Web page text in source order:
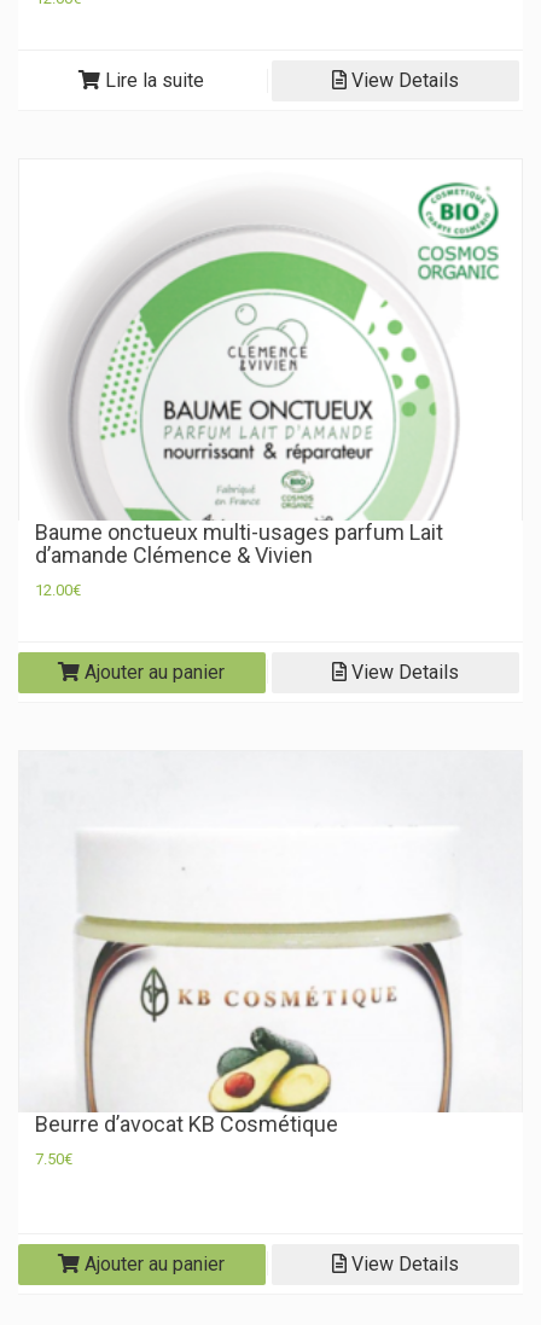
Lire la suite View Details
Baume onctueux multi-usages parfum Lait
d’amande Clémence & Vivien
12.00€
Ajouter au panier View Details
Beurre d’avocat KB Cosmétique
7.50€
Ajouter au panier View Details